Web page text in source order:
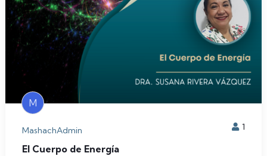
M
MashachAdmin 1
El Cuerpo de Energía